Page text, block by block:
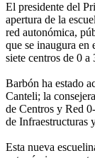
El presidente del
apertura de la
red autonómica,
que se inaugura en
siete centros de 0
Barbón ha estado
Canteli; la
de Centros y Red
de Infraestructuras
Esta nueva